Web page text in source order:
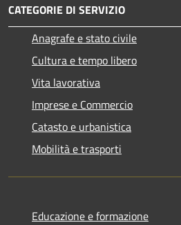
CATEGORIE DI SERVIZIO
Anagrafe e stato civile
Cultura e tempo libero
Vita lavorativa
Imprese e Commercio
Catasto e urbanistica
Mobilità e trasporti
Educazione e formazione